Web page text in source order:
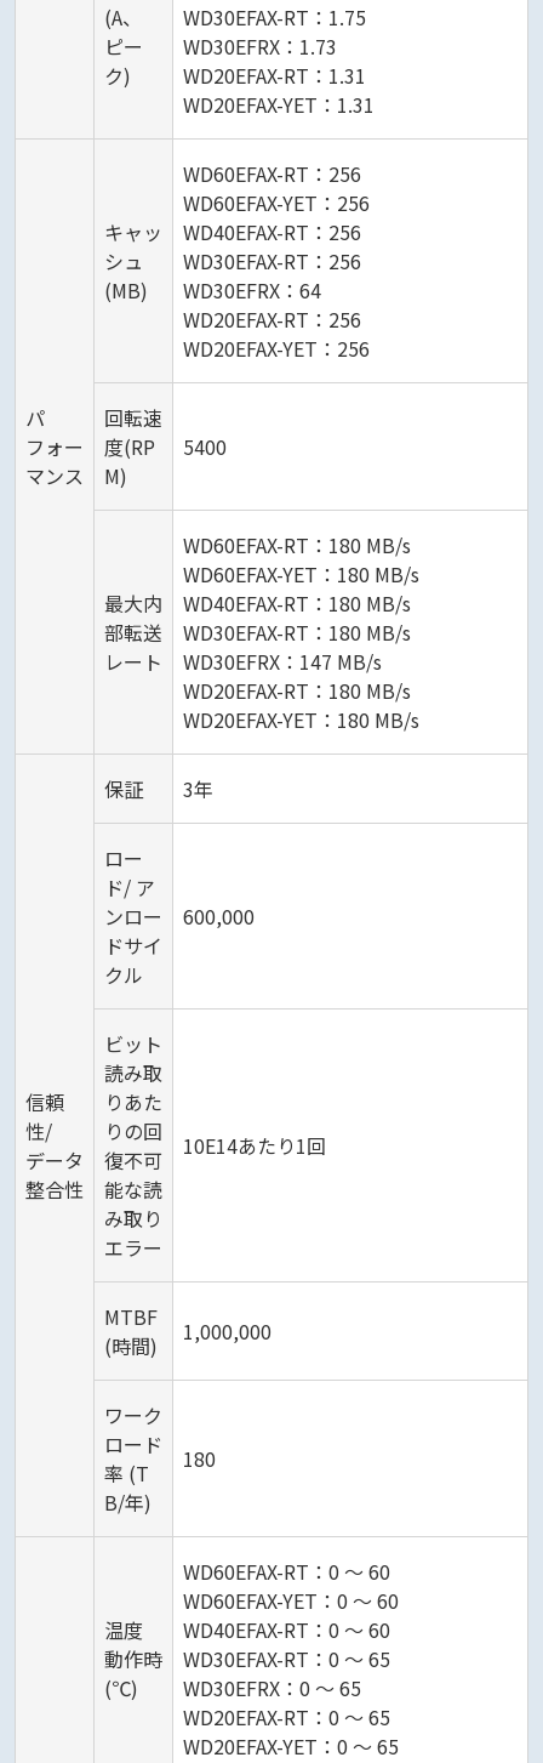
(A、
ピー
ク)
WD30EFAX-RT：1.75
WD30EFRX：1.73
WD20EFAX-RT：1.31
WD20EFAX-YET：1.31
パ
フォー
マンス
キャッ
シュ
(MB)
WD60EFAX-RT：256
WD60EFAX-YET：256
WD40EFAX-RT：256
WD30EFAX-RT：256
WD30EFRX：64
WD20EFAX-RT：256
WD20EFAX-YET：256
回転速
度(RP
M)
5400
最大内
部転送
レート
WD60EFAX-RT：180 MB/s
WD60EFAX-YET：180 MB/s
WD40EFAX-RT：180 MB/s
WD30EFAX-RT：180 MB/s
WD30EFRX：147 MB/s
WD20EFAX-RT：180 MB/s
WD20EFAX-YET：180 MB/s
信頼
性/
データ
整合性
保証 3年
ロー
ド/ ア
ンロー
ドサイ
クル
600,000
ビット
読み取
りあた
りの回
復不可
能な読
み取り
エラー
10E14あたり1回
MTBF
(時間)
1,000,000
ワーク
ロード
率 (T
B/年)
180
温度
動作時
(℃)
WD60EFAX-RT：0 ～ 60
WD60EFAX-YET：0 ～ 60
WD40EFAX-RT：0 ～ 60
WD30EFAX-RT：0 ～ 65
WD30EFRX：0 ～ 65
WD20EFAX-RT：0 ～ 65
WD20EFAX-YET：0 ～ 65